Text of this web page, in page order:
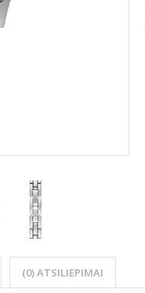
(0) ATSILIEPIMAI